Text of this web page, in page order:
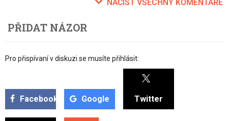
NAČÍST VŠECHNY KOMENTÁŘE
PŘIDAT NÁZOR
Pro přispívaní v diskuzi se musíte přihlásit:
Facebook Google Twitter